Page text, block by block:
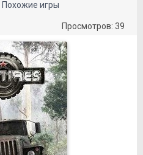
Похожие игры
Просмотров: 39